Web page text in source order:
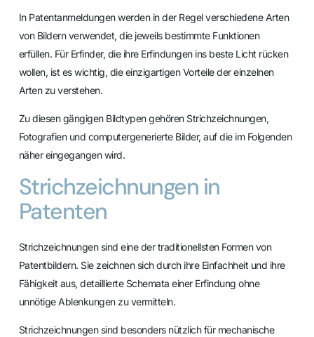
In Patentanmeldungen werden in der Regel verschiedene Arten
von Bildern verwendet, die jeweils bestimmte Funktionen
erfüllen. Für Erfinder, die ihre Erfindungen ins beste Licht rücken
wollen, ist es wichtig, die einzigartigen Vorteile der einzelnen
Arten zu verstehen.
Zu diesen gängigen Bildtypen gehören Strichzeichnungen,
Fotografien und computergenerierte Bilder, auf die im Folgenden
näher eingegangen wird.
Strichzeichnungen in
Patenten
Strichzeichnungen sind eine der traditionellsten Formen von
Patentbildern. Sie zeichnen sich durch ihre Einfachheit und ihre
Fähigkeit aus, detaillierte Schemata einer Erfindung ohne
unnötige Ablenkungen zu vermitteln.
Strichzeichnungen sind besonders nützlich für mechanische